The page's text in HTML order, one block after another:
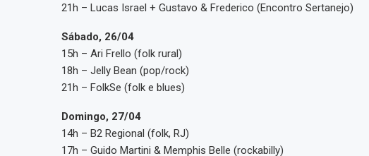
21h – Lucas Israel + Gustavo & Frederico (Encontro Sertanejo)
Sábado, 26/04
15h – Ari Frello (folk rural)
18h – Jelly Bean (pop/rock)
21h – FolkSe (folk e blues)
Domingo, 27/04
14h – B2 Regional (folk, RJ)
17h – Guido Martini & Memphis Belle (rockabilly)